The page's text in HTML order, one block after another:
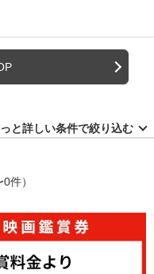
と詳しい条件で絞り込む
件）